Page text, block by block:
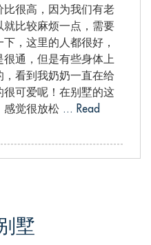
比很高，因为我们有老
就比较麻烦一点，需要
，这里的人都很好，
通，但是有些身体上
，看到我奶奶一直在给
很可爱呢！在别墅的这
感觉很放松 ... Read
评价 Nov 25 2017
墅